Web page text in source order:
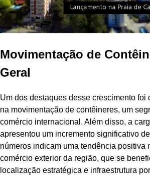
Movimentação de
Geral
Um dos destaques desse crescimento foi
na movimentação de contêineres, um
comércio internacional. Além disso, a
apresentou um incremento significativo de
números indicam uma tendência positiva
comércio exterior da região, que se
localização estratégica e infraestrutura